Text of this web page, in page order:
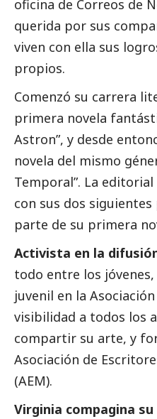
oficina de Correos de
querida por sus
viven con ella sus
propios.
Comenzó su carrera
primera novela
Astron”, y desde
novela del mismo
Temporal”. La
con sus dos
parte de su primera
Activista en la
todo entre los
juvenil en la
visibilidad a todos los
compartir su arte, y
Asociación de
(AEM).
Virginia compagina